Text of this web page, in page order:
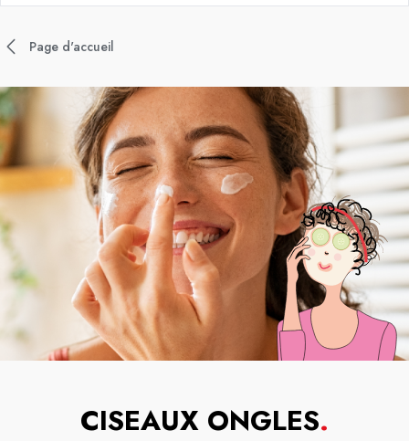
Page d'accueil
CISEAUX ONGLES.